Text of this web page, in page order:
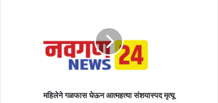
महिलेने गळफास घेऊन आत्महत्या संशयास्पद मृत्यू